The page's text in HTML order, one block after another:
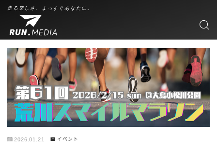
走る楽しさ、まっすぐあなたに。
2026.01.21 イベント